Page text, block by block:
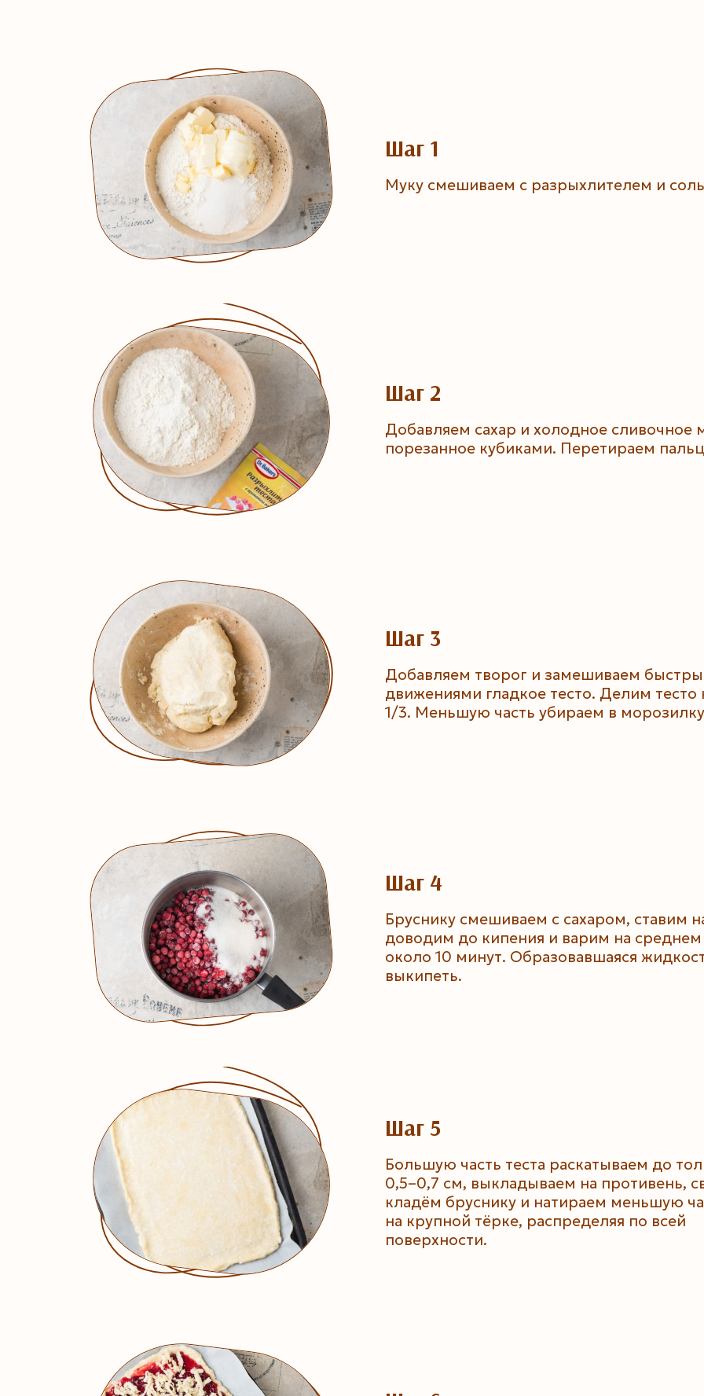
Шаг 1
Муку смешиваем с разрыхлителем и
Шаг 2
Добавляем сахар и холодное сливочное
порезанное кубиками. Перетираем
Шаг 3
Добавляем творог и замешиваем
движениями гладкое тесто. Делим тесто
1/3. Меньшую часть убираем в
Шаг 4
Бруснику смешиваем с сахаром, ставим
доводим до кипения и варим на среднем
около 10 минут. Образовавшаяся
выкипеть.
Шаг 5
Большую часть теста раскатываем до
0,5–0,7 см, выкладываем на противень,
кладём бруснику и натираем меньшую
на крупной тёрке, распределяя по всей
поверхности.